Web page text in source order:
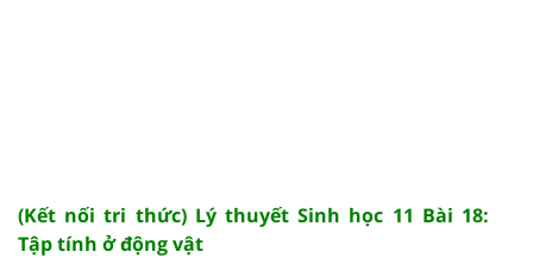
(Kết nối tri thức) Lý thuyết Sinh học 11 Bài 18:
Tập tính ở động vật